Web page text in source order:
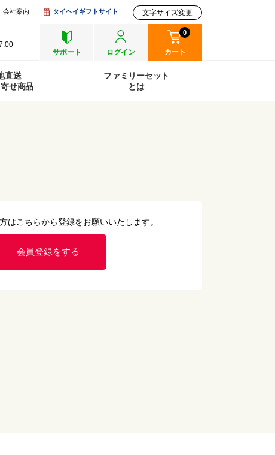
サポート
ログイン カート
0
会社案内 タイヘイギフトサイト 文字サイズ変更
直送
せ商品
ファミリーセット
とは
はこちらから登録をお願いいたします。
会員登録をする